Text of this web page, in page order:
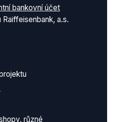
bankovní účet
a.s.
různé